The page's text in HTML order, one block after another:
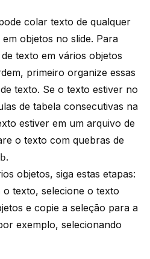
colar texto de qualquer
objetos no slide. Para
texto em vários objetos
primeiro organize essas
texto. Se o texto estiver no
de tabela consecutivas na
estiver em um arquivo de
o texto com quebras de
.
objetos, siga estas etapas:
texto, selecione o texto
e copie a seleção para a
exemplo, selecionando